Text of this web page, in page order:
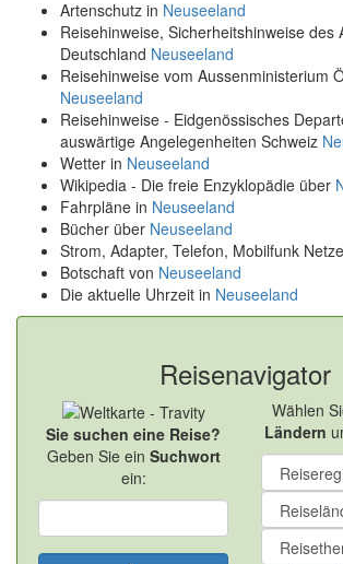
Artenschutz in Neuseeland
Reisehinweise, Sicherheitshinweise des
Deutschland Neuseeland
Reisehinweise vom Aussenministerium
Neuseeland
Reisehinweise - Eidgenössisches
auswärtige Angelegenheiten Schweiz
Wetter in Neuseeland
Wikipedia - Die freie Enzyklopädie über
Fahrpläne in Neuseeland
Bücher über Neuseeland
Strom, Adapter, Telefon, Mobilfunk
Botschaft von Neuseeland
Die aktuelle Uhrzeit in Neuseeland
Reisenavigator
Sie suchen eine Reise?
Geben Sie ein Suchwort
ein:
Wählen
Ländern